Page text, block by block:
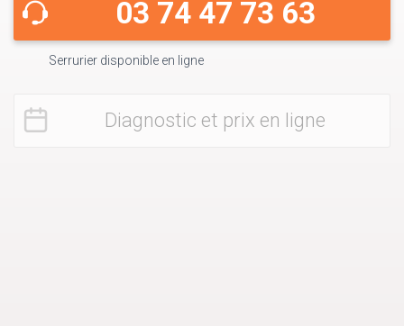
03 74 47 73 63
Serrurier disponible en ligne
Diagnostic et prix en ligne